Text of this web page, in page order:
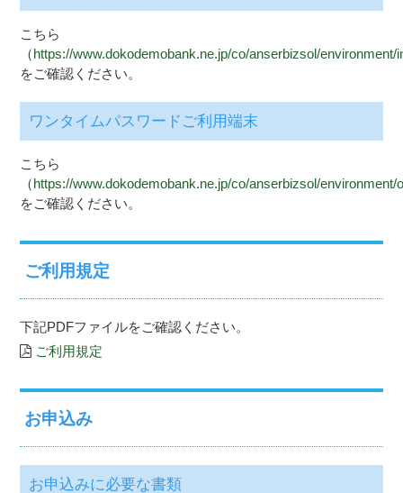
こちら
（https://www.dokodemobank.ne.jp/co/anserbizsol/environment/
をご確認ください。
ワンタイムパスワードご利用端末
こちら
（https://www.dokodemobank.ne.jp/co/anserbizsol/
をご確認ください。
ご利用規定
下記PDFファイルをご確認ください。
ご利用規定
お申込み
お申込みに必要な書類